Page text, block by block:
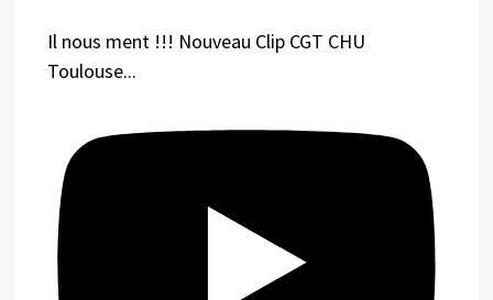
Il nous ment !!! Nouveau Clip CGT CHU
Toulouse...